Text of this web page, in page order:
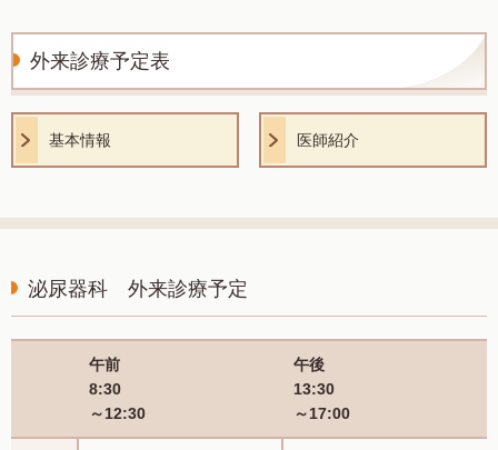
外来診療予定表
基本情報 医師紹介
泌尿器科 外来診療予定
午前
8:30
～12:30
午後
13:30
～17:00